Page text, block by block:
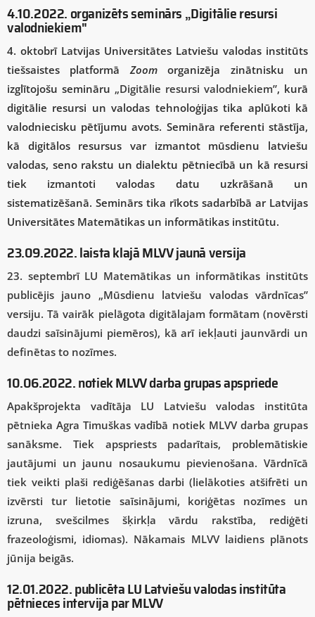
4.10.2022. organizēts seminārs „Digitālie resursi
valodniekiem"
4. oktobrī Latvijas Universitātes Latviešu valodas institūts
tiešsaistes platformā Zoomorganizēja zinātnisku un
izglītojošu semināru „Digitālie resursi valodniekiem”, kurā
digitālie resursi un valodas tehnoloģijas tika aplūkoti kā
valodniecisku pētījumu avots. Semināra referenti stāstīja,
kā digitālos resursus var izmantot mūsdienu latviešu
valodas, seno rakstu un dialektu pētniecībā un kā resursi
tiek izmantoti valodas datu uzkrāšanā un
sistematizēšanā. Seminārs tika rīkots sadarbībā ar Latvijas
Universitātes Matemātikas un informātikas institūtu.
23.09.2022. laista klajā MLVV jaunā versija
23. septembrī LU Matemātikas un informātikas institūts
publicējis jauno „Mūsdienu latviešu valodas vārdnīcas”
versiju. Tā vairāk pielāgota digitālajam formātam (novērsti
daudzi saīsinājumi piemēros), kā arī iekļauti jaunvārdi un
definētas to nozīmes.
10.06.2022. notiek MLVV darba grupas apspriede
Apakšprojekta vadītāja LU Latviešu valodas institūta
pētnieka Agra Timuškas vadībā notiek MLVV darba grupas
sanāksme. Tiek apspriests padarītais, problemātiskie
jautājumi un jaunu nosaukumu pievienošana. Vārdnīcā
tiek veikti plaši rediģēšanas darbi (lielākoties atšifrēti un
izvērsti tur lietotie saīsinājumi, koriģētas nozīmes un
izruna, svešcilmes šķirkļa vārdu rakstība, rediģēti
frazeoloģismi, idiomas). Nākamais MLVV laidiens plānots
jūnija beigās.
12.01.2022. publicēta LU Latviešu valodas institūta
pētnieces intervija par MLVV